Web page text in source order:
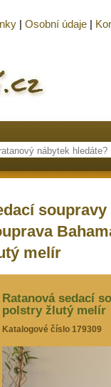
soupravy
melír
Ratanová sedací
polstry žlutý melír
Katalogové číslo 179309
| Osobní údaje |